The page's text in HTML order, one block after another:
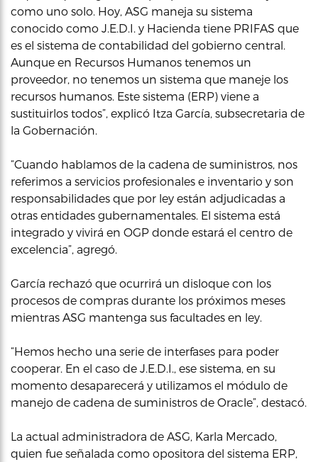
como uno solo. Hoy, ASG maneja su sistema
conocido como J.E.D.I. y Hacienda tiene PRIFAS que
es el sistema de contabilidad del gobierno central.
Aunque en Recursos Humanos tenemos un
proveedor, no tenemos un sistema que maneje los
recursos humanos. Este sistema (ERP) viene a
sustituirlos todos”, explicó Itza García, subsecretaria de
la Gobernación.
“Cuando hablamos de la cadena de suministros, nos
referimos a servicios profesionales e inventario y son
responsabilidades que por ley están adjudicadas a
otras entidades gubernamentales. El sistema está
integrado y vivirá en OGP donde estará el centro de
excelencia”, agregó.
García rechazó que ocurrirá un disloque con los
procesos de compras durante los próximos meses
mientras ASG mantenga sus facultades en ley.
“Hemos hecho una serie de interfases para poder
cooperar. En el caso de J.E.D.I., ese sistema, en su
momento desaparecerá y utilizamos el módulo de
manejo de cadena de suministros de Oracle”, destacó.
La actual administradora de ASG, Karla Mercado,
quien fue señalada como opositora del sistema ERP,